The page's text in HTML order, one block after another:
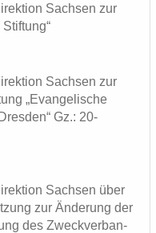
Sach­sen zur
Sach­sen zur
„Evan­ge­li­sche
Gz.: 20-
Sach­sen über
zur Än­de­rung der
des Zweck­ver­ban­